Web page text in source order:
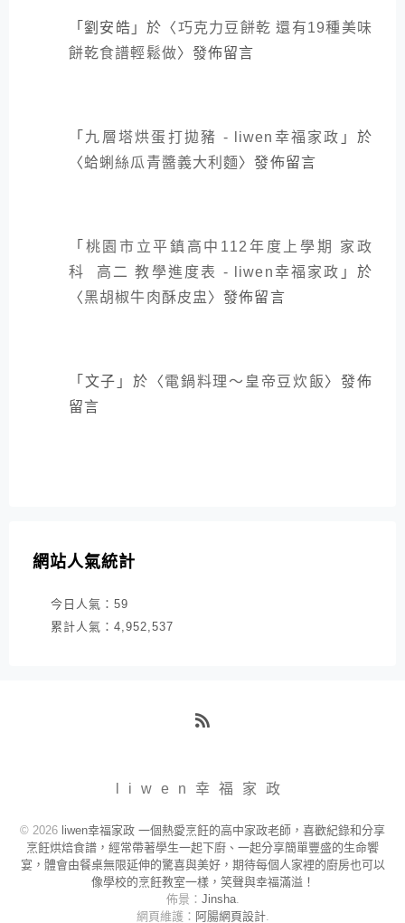
「劉安皓 」於〈巧克力豆餅乾 還有19種美味
餅乾食譜輕鬆做〉發佈留言
「 九層塔烘蛋打拋豬 - liwen幸福家政 」於
〈蛤蜊絲瓜青醬義大利麵〉發佈留言
「 桃園市立平鎮高中112年度上學期 家政
科 高二 教學進度表 - liwen幸福家政 」於
〈黑胡椒牛肉酥皮盅 〉發佈留言
「 文子 」於〈電鍋料理～皇帝豆炊飯〉發佈
留言
網站人氣統計
今日人氣： 59
累計人氣： 4,952,537
liwen幸福家政
© 2026 liwen幸福家政 一個熱愛烹飪的高中家政老師，喜歡紀錄和分享
烹飪烘焙食譜，經常帶著學生一起下廚、一起分享簡單豐盛的生命饗
宴，體會由餐桌無限延伸的驚喜與美好，期待每個人家裡的廚房也可以
像學校的烹飪教室一樣，笑聲與幸福滿溢！
佈景： Jinsha.
網頁維護： 阿腸網頁設計.